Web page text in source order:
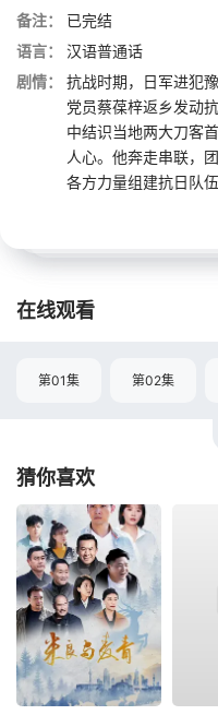
备注：
已完结
语言：
汉语普通话
剧情：
抗战时期，日军进犯
党员蔡葆梓返乡发动
中结识当地两大刀客
人心。他奔走串联，
各方力量组建抗日队
在线观看
第01集 第02集
猜你喜欢